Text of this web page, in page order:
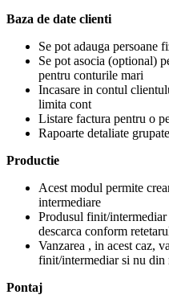
Baza de date clienti
Se pot adauga persoane
Se pot asocia (optional)
pentru conturile mari
Incasare in contul
limita cont
Listare factura pentru o
Rapoarte detaliate
Productie
Acest modul permite
intermediare
Produsul finit/intermediar
descarca conform
Vanzarea , in acest caz,
finit/intermediar si nu din
Pontaj